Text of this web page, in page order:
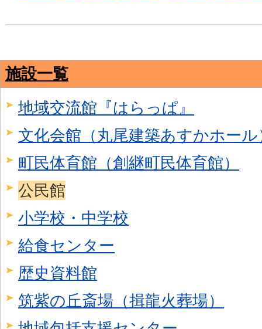
施設一覧
地域交流館『はらっぱ』
文化会館（丸尾建築あすかホール
町民体育館（創継町民体育館）
公民館
小学校・中学校
給食センター
歴史資料館
筑紫の丘斎場（揖龍火葬場）